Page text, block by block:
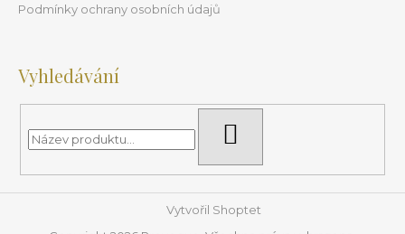
Podmínky ochrany osobních údajů
Vyhledávání
Vytvořil Shoptet